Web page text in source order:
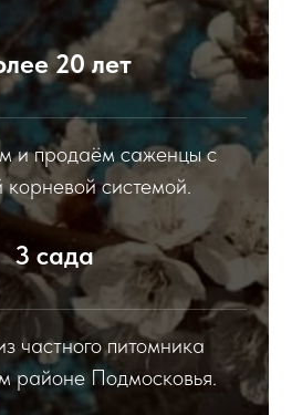
20 лет
и продаём саженцы с
корневой системой.
3 сада
частного питомника
районе Подмосковья.